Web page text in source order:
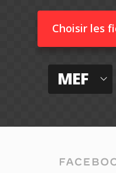
Choisir les
MEF